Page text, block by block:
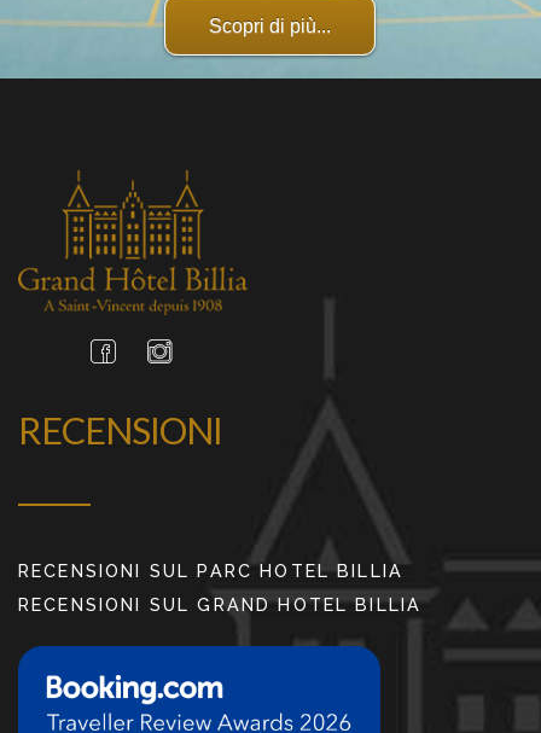
Scopri di più...
RECENSIONI
RECENSIONI SUL PARC HOTEL BILLIA
RECENSIONI SUL GRAND HOTEL BILLIA